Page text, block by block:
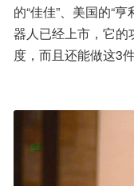
的“佳佳”、美国的“
器人已经上市，它的
度，而且还能做这3